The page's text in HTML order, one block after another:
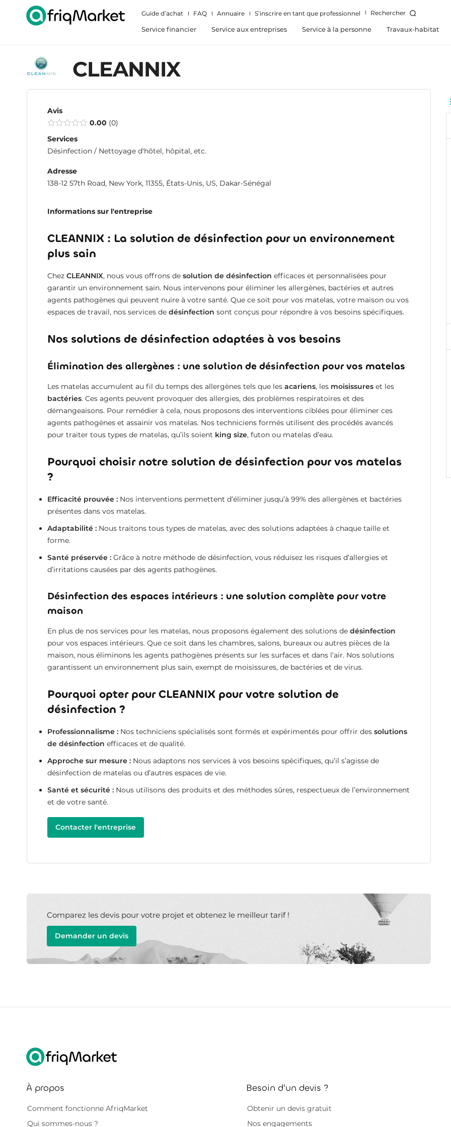
Guide d’achat FAQ Annuaire S’inscrire en tant que professionnel Rechercher
Service financier Service aux entreprises Service à la personne Travaux-habitat
CLEANNIX
Avis
0.00 0
Services
Désinfection / Nettoyage d'hôtel, hôpital, etc.
Adresse
138-12 57th Road, New York, 11355, États-Unis, US, Dakar-Sénégal
Informations sur l'entreprise
CLEANNIX : La solution de désinfection pour un environnement
plus sain
Chez CLEANNIX, nous vous offrons de solution de désinfection efficaces et personnalisées pour
garantir un environnement sain. Nous intervenons pour éliminer les allergènes, bactéries et autres
agents pathogènes qui peuvent nuire à votre santé. Que ce soit pour vos matelas, votre maison ou vos
espaces de travail, nos services de désinfection sont conçus pour répondre à vos besoins spécifiques.
Nos solutions de désinfection adaptées à vos besoins
Élimination des allergènes : une solution de désinfection pour vos matelas
Les matelas accumulent au fil du temps des allergènes tels que les acariens, les moisissureset les
bactéries. Ces agents peuvent provoquer des allergies, des problèmes respiratoires et des
démangeaisons. Pour remédier à cela, nous proposons des interventions ciblées pour éliminer ces
agents pathogènes et assainir vos matelas. Nos techniciens formés utilisent des procédés avancés
pour traiter tous types de matelas, qu’ils soient king size, futon ou matelas d’eau.
Pourquoi choisir notre solution de désinfection pour vos matelas
?
Efficacité prouvée :Nos interventions permettent d’éliminer jusqu’à 99% des allergènes et bactéries
présentes dans vos matelas.
Adaptabilité :Nous traitons tous types de matelas, avec des solutions adaptées à chaque taille et
forme.
Santé préservée :Grâce à notre méthode de désinfection, vous réduisez les risques d’allergies et
d’irritations causées par des agents pathogènes.
Désinfection des espaces intérieurs : une solution complète pour votre
maison
En plus de nos services pour les matelas, nous proposons également des solutions de désinfection
pour vos espaces intérieurs. Que ce soit dans les chambres, salons, bureaux ou autres pièces de la
maison, nous éliminons les agents pathogènes présents sur les surfaces et dans l’air. Nos solutions
garantissent un environnement plus sain, exempt de moisissures, de bactéries et de virus.
Pourquoi opter pour CLEANNIX pour votre solution de
désinfection ?
Professionnalisme :Nos techniciens spécialisés sont formés et expérimentés pour offrir des solutions
de désinfection efficaces et de qualité.
Approche sur mesure :Nous adaptons nos services à vos besoins spécifiques, qu’il s’agisse de
désinfection de matelas ou d’autres espaces de vie.
Santé et sécurité :Nous utilisons des produits et des méthodes sûres, respectueux de l’environnement
et de votre santé.
Contacter l'entreprise
Comparez les devis pour votre projet et obtenez le meilleur tarif !
Demander un devis
À propos
Comment fonctionne AfriqMarket
Qui sommes-nous ?
Besoin d'un devis ?
Obtenir un devis gratuit
Nos engagements